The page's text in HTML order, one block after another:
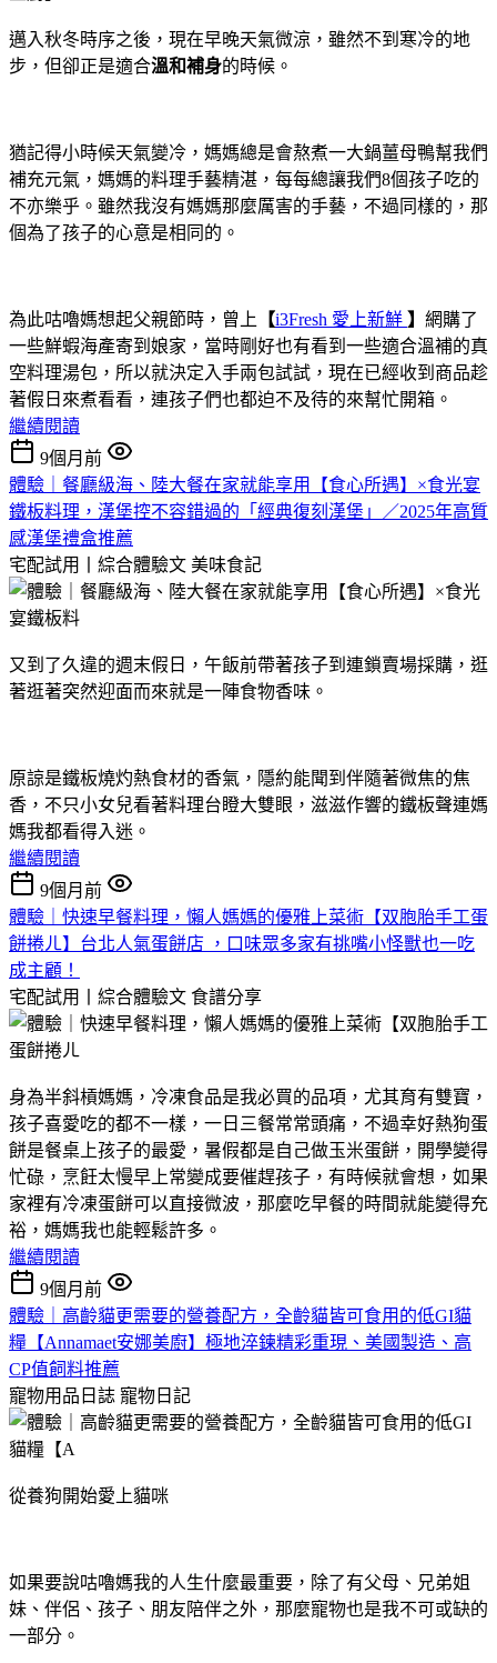
邁入秋冬時序之後，現在早晚天氣微涼，雖然不到寒冷的地
步，但卻正是適合溫和補身的時候。
猶記得小時候天氣變冷，媽媽總是會熬煮一大鍋薑母鴨幫我們
補充元氣，媽媽的料理手藝精湛，每每總讓我們8個孩子吃的
不亦樂乎。雖然我沒有媽媽那麼厲害的手藝，不過同樣的，那
個為了孩子的心意是相同的。
為此咕嚕媽想起父親節時，曾上 【i3Fresh 愛上新鮮 】 網購了
一些鮮蝦海產寄到娘家，當時剛好也有看到一些適合溫補的真
空料理湯包，所以就決定入手兩包試試，現在已經收到商品趁
著假日來煮看看，連孩子們也都迫不及待的來幫忙開箱。
繼續閱讀
9個月前
體驗｜餐廳級海、陸大餐在家就能享用【食心所遇】×食光宴
鐵板料理，漢堡控不容錯過的「經典復刻漢堡」／2025年高質
感漢堡禮盒推薦
宅配試用丨綜合體驗文 美味食記
又到了久違的週末假日，午飯前帶著孩子到連鎖賣場採購，逛
著逛著突然迎面而來就是一陣食物香味。
原諒是鐵板燒灼熱食材的香氣，隱約能聞到伴隨著微焦的焦
香，不只小女兒看著料理台瞪大雙眼，滋滋作響的鐵板聲連媽
媽我都看得入迷。
繼續閱讀
9個月前
體驗｜快速早餐料理，懶人媽媽的優雅上菜術【双胞胎手工蛋
餅捲ㄦ】台北人氣蛋餅店 ，口味眾多家有挑嘴小怪獸也一吃
成主顧！
宅配試用丨綜合體驗文 食譜分享
身為半斜槓媽媽，冷凍食品是我必買的品項，尤其育有雙寶，
孩子喜愛吃的都不一樣，一日三餐常常頭痛，不過幸好熱狗蛋
餅是餐桌上孩子的最愛，暑假都是自己做玉米蛋餅，開學變得
忙碌，烹飪太慢早上常變成要催趕孩子，有時候就會想，如果
家裡有冷凍蛋餅可以直接微波，那麼吃早餐的時間就能變得充
裕，媽媽我也能輕鬆許多。
繼續閱讀
9個月前
體驗｜高齡貓更需要的營養配方，全齡貓皆可食用的低GI貓
糧【Annamaet安娜美廚】極地淬鍊精彩重現、美國製造、高
CP值飼料推薦
寵物用品日誌 寵物日記
從養狗開始愛上貓咪
如果要說咕嚕媽我的人生什麼最重要，除了有父母、兄弟姐
妹、伴侶、孩子、朋友陪伴之外，那麼寵物也是我不可或缺的
一部分。